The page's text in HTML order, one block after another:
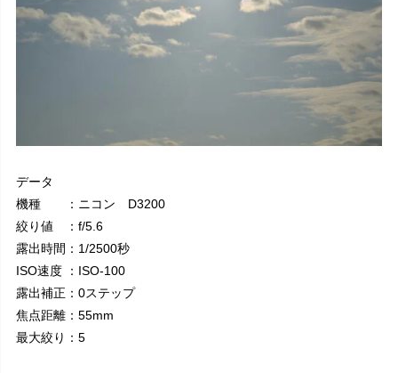
データ
機種 ：ニコン D3200
絞り値 ：f/5.6
露出時間：1/2500秒
ISO速度 ：ISO-100
露出補正：0ステップ
焦点距離：55mm
最大絞り：5